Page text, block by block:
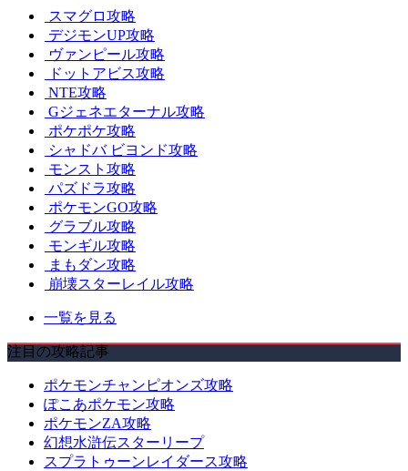
スマグロ攻略
デジモンUP攻略
ヴァンピール攻略
ドットアビス攻略
NTE攻略
Gジェネエターナル攻略
ポケポケ攻略
シャドバ ビヨンド攻略
モンスト攻略
パズドラ攻略
ポケモンGO攻略
グラブル攻略
モンギル攻略
まもダン攻略
崩壊スターレイル攻略
一覧を見る
注目の攻略記事
ポケモンチャンピオンズ攻略
ぽこあポケモン攻略
ポケモンZA攻略
幻想水滸伝スターリープ
スプラトゥーンレイダース攻略